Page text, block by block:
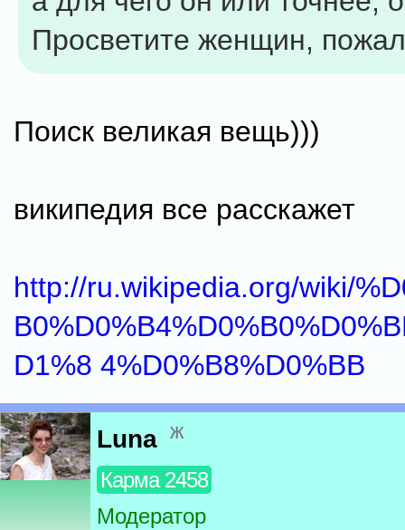
Просветите женщин,
Поиск великая вещь)))
википедия все расскажет
http://ru.wikipedia.org/wiki/
D1%8 4%D0%B8%D0%BB
Luna ж
Карма 2458
Модератор